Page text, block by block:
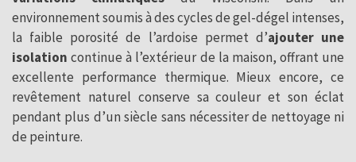
environnement soumis à des cycles de gel-dégel intenses,
la faible porosité de l’ardoise permet d’ajouter une
isolation continue à l’extérieur de la maison, offrant une
excellente performance thermique. Mieux encore, ce
revêtement naturel conserve sa couleur et son éclat
pendant plus d’un siècle sans nécessiter de nettoyage ni
de peinture.